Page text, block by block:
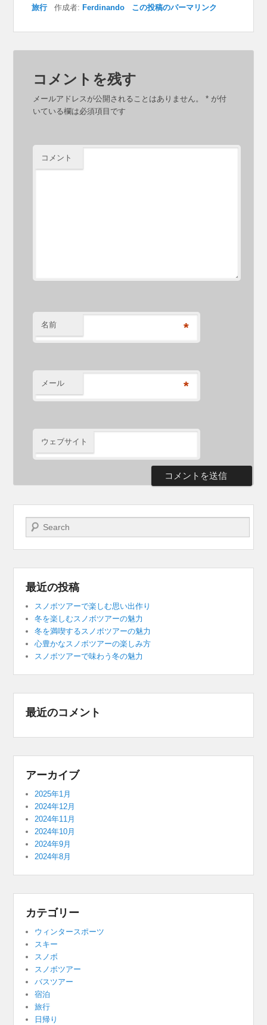
旅行 作成者:Ferdinando この投稿のパーマリンク
コメントを残す
メールアドレスが公開されることはありません。 * が付
いている欄は必須項目です
コメント
名前 *
メール *
ウェブサイト
検索開始
最近の投稿
スノボツアーで楽しむ思い出作り
冬を楽しむスノボツアーの魅力
冬を満喫するスノボツアーの魅力
心豊かなスノボツアーの楽しみ方
スノボツアーで味わう冬の魅力
最近のコメント
アーカイブ
2025年1月
2024年12月
2024年11月
2024年10月
2024年9月
2024年8月
カテゴリー
ウィンタースポーツ
スキー
スノボ
スノボツアー
バスツアー
宿泊
旅行
日帰り